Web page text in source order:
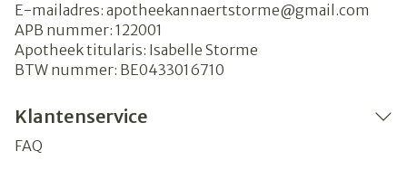
E-mailadres: apotheekannaertstorme@gmail.com
APB nummer: 122001
Apotheek titularis: Isabelle Storme
BTW nummer: BE0433016710
Klantenservice
FAQ